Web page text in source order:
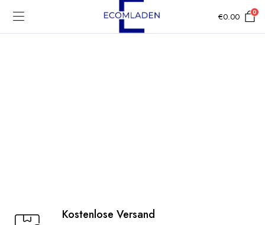
€0.00 0
Kostenlose Versand